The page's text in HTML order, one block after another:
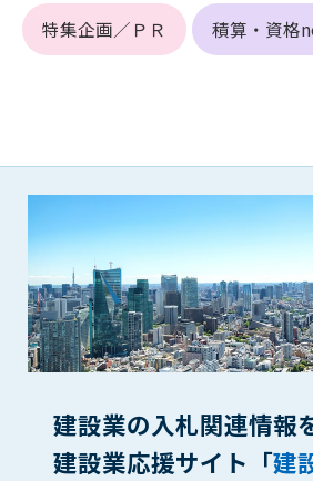
特集企画／ＰＲ 積算・資格
建設業の入札関連情報
建設業応援サイト「建
(3) 第三者または管理者を誹謗中傷する
(8) 犯罪的行為に結びつく行為
(9) その他、法律に反する行為
(10) 建設資料館から知り得た情報及びダ
を、営利を目的として第三者に転売
に第三者に提供すること
第7条（登録内容の削除）
管理者は、会員が登録した内容が以下に
恐れのあるものは、会員の承諾なく削除
と管理者が、判断した場合
(2) 建設資料館の運営および保守管理上
(3) 広告掲載料金の支払が遅延した場合